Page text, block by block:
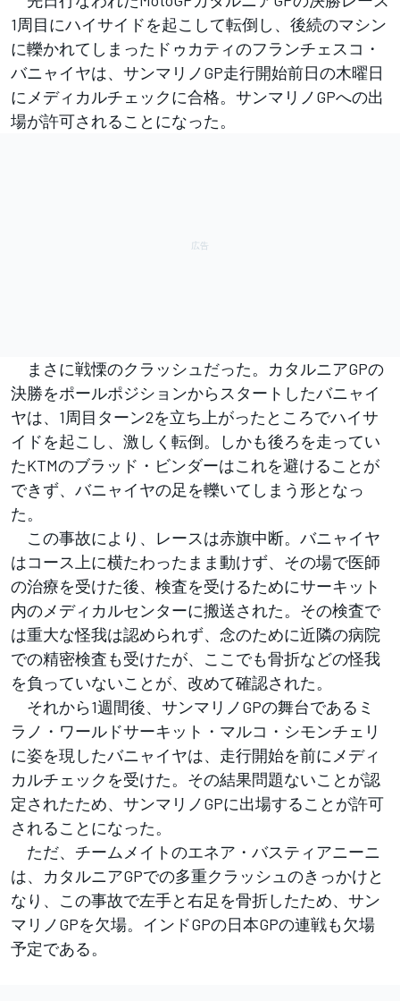
1周目にハイサイドを起こして転倒し、後続のマシン
に轢かれてしまったドゥカティのフランチェスコ・
バニャイヤは、サンマリノGP走行開始前日の木曜日
にメディカルチェックに合格。サンマリノGPへの出
場が許可されることになった。
まさに戦慄のクラッシュだった。カタルニアGPの
決勝をポールポジションからスタートしたバニャイ
ヤは、1周目ターン2を立ち上がったところでハイサ
イドを起こし、激しく転倒。しかも後ろを走ってい
たKTMのブラッド・ビンダーはこれを避けることが
できず、バニャイヤの足を轢いてしまう形となっ
た。
この事故により、レースは赤旗中断。バニャイヤ
はコース上に横たわったまま動けず、その場で医師
の治療を受けた後、検査を受けるためにサーキット
内のメディカルセンターに搬送された。その検査で
は重大な怪我は認められず、念のために近隣の病院
での精密検査も受けたが、ここでも骨折などの怪我
を負っていないことが、改めて確認された。
それから1週間後、サンマリノGPの舞台であるミ
ラノ・ワールドサーキット・マルコ・シモンチェリ
に姿を現したバニャイヤは、走行開始を前にメディ
カルチェックを受けた。その結果問題ないことが認
定されたため、サンマリノGPに出場することが許可
されることになった。
ただ、チームメイトのエネア・バスティアニーニ
は、カタルニアGPでの多重クラッシュのきっかけと
なり、この事故で左手と右足を骨折したため、サン
マリノGPを欠場。インドGPの日本GPの連戦も欠場
予定である。